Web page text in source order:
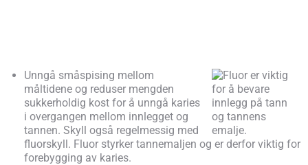
Unngå småspising mellom
måltidene og reduser mengden
sukkerholdig kost for å unngå karies
i overgangen mellom innlegget og
tannen. Skyll også regelmessig med
fluorskyll. Fluor styrker tannemaljen og er derfor viktig for
forebygging av karies.